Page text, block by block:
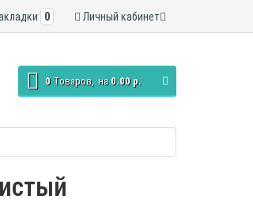
Личный кабинет
0
0 Tоваров, на 0.00 р.